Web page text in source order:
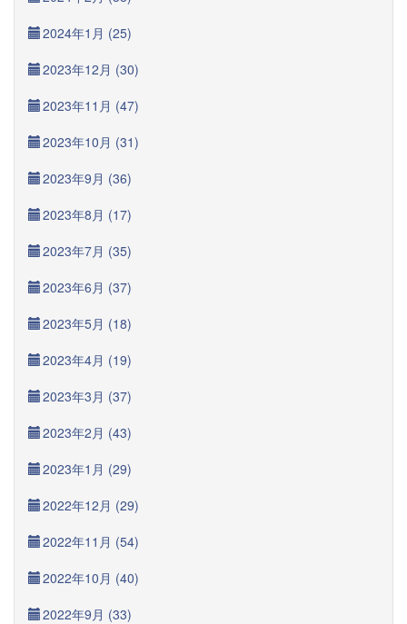
2024年1月 (25)
2023年12月 (30)
2023年11月 (47)
2023年10月 (31)
2023年9月 (36)
2023年8月 (17)
2023年7月 (35)
2023年6月 (37)
2023年5月 (18)
2023年4月 (19)
2023年3月 (37)
2023年2月 (43)
2023年1月 (29)
2022年12月 (29)
2022年11月 (54)
2022年10月 (40)
2022年9月 (33)